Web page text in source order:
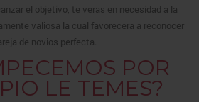
el objetivo, te veras en necesidad a la
valiosa la cual favorecera a reconocer
de novios perfecta.
POR
LE TEMES?